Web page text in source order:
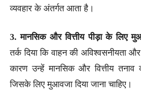
व्यवहार के अंतर्गत आता है।
3. मानसिक और वित्तीय पीड़ा के लिए
तर्क दिया कि वाहन की अविश्वसनीयता
कारण उन्हें मानसिक और वित्तीय तनाव
जिसके लिए मुआवजा दिया जाना चाहिए।